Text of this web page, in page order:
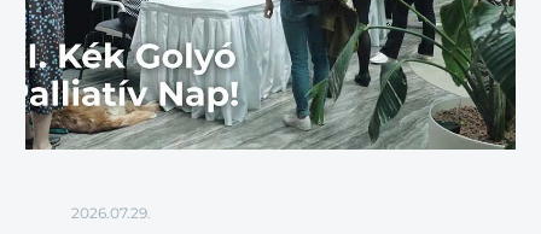
2026.07.29.